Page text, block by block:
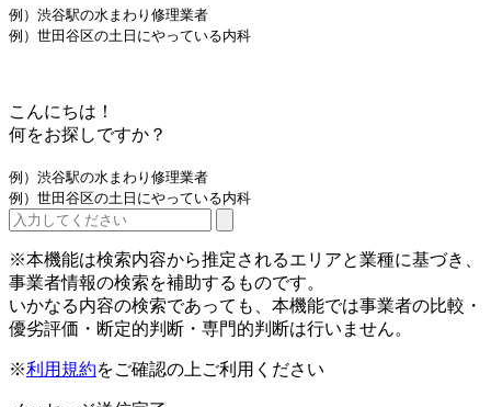
例）渋谷駅の水まわり修理業者
例）世田谷区の土日にやっている内科
こんにちは！
何をお探しですか？
例）渋谷駅の水まわり修理業者
例）世田谷区の土日にやっている内科
※本機能は検索内容から推定されるエリアと業種に基づき、
事業者情報の検索を補助するものです。
いかなる内容の検索であっても、本機能では事業者の比較・
優劣評価・断定的判断・専門的判断は行いません。
※利用規約をご確認の上ご利用ください